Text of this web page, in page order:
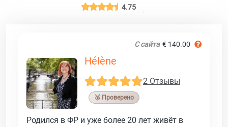
4.75
С сайта € 140.00
Hélène
2 Отзывы
🥉 Проверено
Родился в ФР и уже более 20 лет живёт в